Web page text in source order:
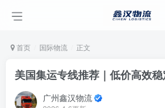
首页 国际物流 正文
美国集运专线推荐｜低价高效
广州鑫汉物流